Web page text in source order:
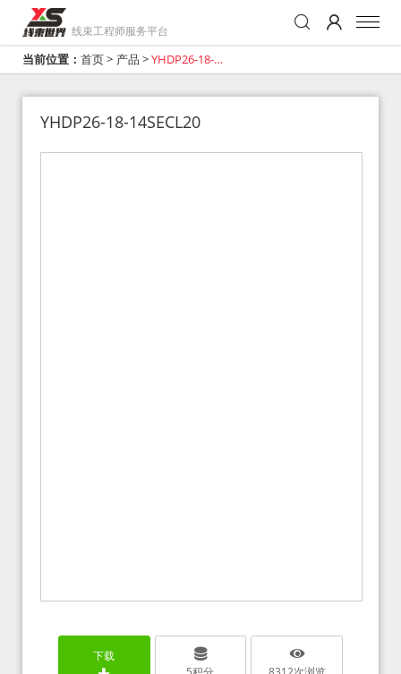
线束工程师服务平台
当前位置： 首页> 产品 >YHDP26-18-
YHDP26-18-14SECL20
下载